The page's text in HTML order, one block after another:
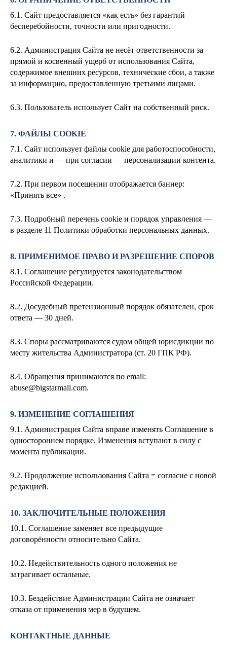
6.1. Сайт предоставляется «как есть» без гарантий
бесперебойности, точности или пригодности.
6.2. Администрация Сайта не несёт ответственности за
прямой и косвенный ущерб от использования Сайта,
содержимое внешних ресурсов, технические сбои, а также
за информацию, предоставленную третьими лицами.
6.3. Пользователь использует Сайт на собственный риск.
7. ФАЙЛЫ COOKIE
7.1. Сайт использует файлы cookie для работоспособности,
аналитики и — при согласии — персонализации контента.
7.2. При первом посещении отображается баннер:
«Принять все» .
7.3. Подробный перечень cookie и порядок управления —
в разделе 11 Политики обработки персональных данных.
8. ПРИМЕНИМОЕ ПРАВО И РАЗРЕШЕНИЕ СПОРОВ
8.1. Соглашение регулируется законодательством
Российской Федерации.
8.2. Досудебный претензионный порядок обязателен, срок
ответа — 30 дней.
8.3. Споры рассматриваются судом общей юрисдикции по
месту жительства Администратора (ст. 20 ГПК РФ).
8.4. Обращения принимаются по email:
abuse@bigstarmail.com.
9. ИЗМЕНЕНИЕ СОГЛАШЕНИЯ
9.1. Администрация Сайта вправе изменять Соглашение в
одностороннем порядке. Изменения вступают в силу с
момента публикации.
9.2. Продолжение использования Сайта = согласие с новой
редакцией.
10. ЗАКЛЮЧИТЕЛЬНЫЕ ПОЛОЖЕНИЯ
10.1. Соглашение заменяет все предыдущие
договорённости относительно Сайта.
10.2. Недействительность одного положения не
затрагивает остальные.
10.3. Бездействие Администрации Сайта не означает
отказа от применения мер в будущем.
КОНТАКТНЫЕ ДАННЫЕ